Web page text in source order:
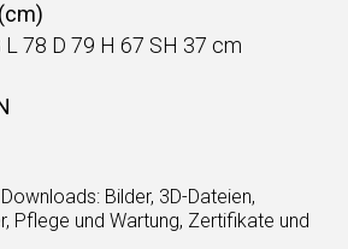
L 78 D 79 H 67 SH 37 cm
Bilder, 3D-Dateien,
Pflege und Wartung, Zertifikate und